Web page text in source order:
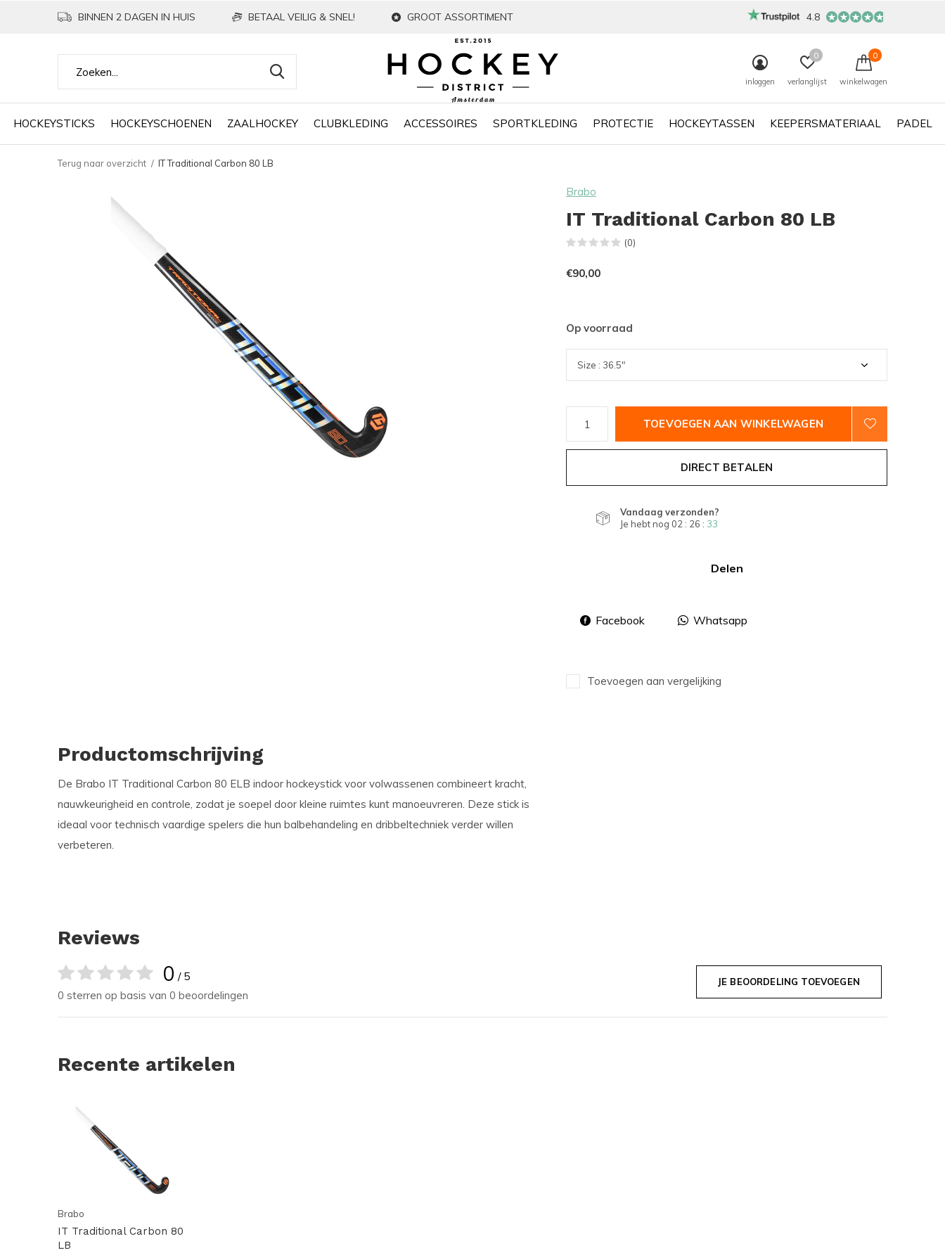
HOCKEYSTICKS HOCKEYSCHOENEN ZAALHOCKEY CLUBKLEDING ACCESSOIRES SPORTKLEDING PROTECTIE HOCKEYTASSEN KEEPERSMATERIAAL PADEL
inloggen verlanglijst
0
winkelwagen
0
BINNEN 2 DAGEN IN HUIS BETAAL VEILIG & SNEL! GROOT ASSORTIMENT 4.8
Terug naar overzicht IT Traditional Carbon 80 LB
Brabo
IT Traditional Carbon 80 LB
(0)
€90,00
Op voorraad
TOEVOEGEN AAN WINKELWAGEN
DIRECT BETALEN
Vandaag verzonden?
Je hebt nog 02 : 26 : 32
Delen
Facebook Whatsapp
Toevoegen aan vergelijking
Productomschrijving
De Brabo IT Traditional Carbon 80 ELB indoor hockeystick voor volwassenen combineert kracht,
nauwkeurigheid en controle, zodat je soepel door kleine ruimtes kunt manoeuvreren. Deze stick is
ideaal voor technisch vaardige spelers die hun balbehandeling en dribbeltechniek verder willen
verbeteren.
Reviews
0 / 5
0 sterren op basis van 0 beoordelingen
JE BEOORDELING TOEVOEGEN
Recente artikelen
Brabo
IT Traditional Carbon 80
LB